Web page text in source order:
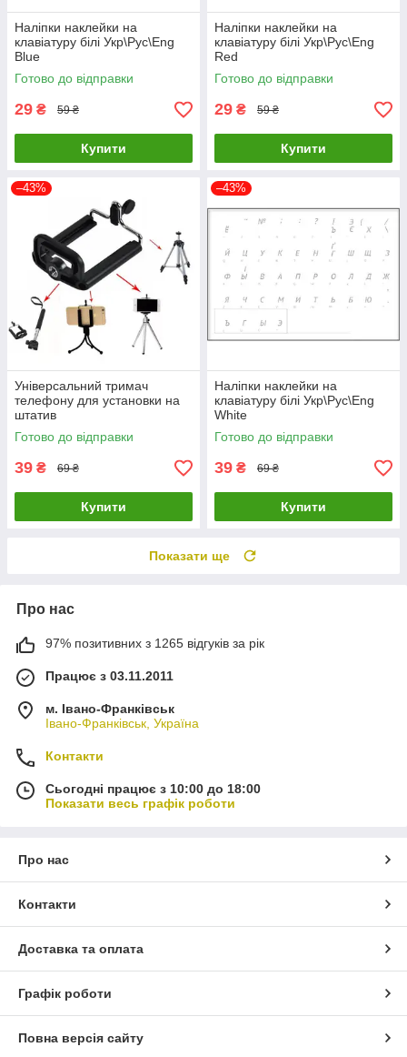
Наліпки наклейки на
клавіатуру білі Укр\Рус\Eng
Blue
Готово до відправки
29 ₴ 59 ₴
Купити
Наліпки наклейки на
клавіатуру білі Укр\Рус\Eng
Red
Готово до відправки
29 ₴ 59 ₴
Купити
–43%
Універсальний тримач
телефону для установки на
штатив
Готово до відправки
39 ₴ 69 ₴
Купити
–43%
Наліпки наклейки на
клавіатуру білі Укр\Рус\Eng
White
Готово до відправки
39 ₴ 69 ₴
Купити
Показати ще
Про нас
97% позитивних з 1265 відгуків за рік
Працює з 03.11.2011
м. Івано-Франківськ
Івано-Франківськ, Україна
Контакти
Сьогодні працює з 10:00 до 18:00
Показати весь графік роботи
Про нас
Контакти
Доставка та оплата
Графік роботи
Повна версія сайту